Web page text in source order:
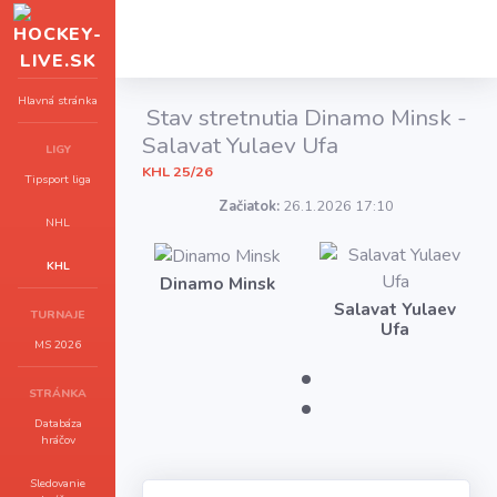
Hlavná stránka
LIGY
Tipsport liga
NHL
KHL
TURNAJE
MS 2026
STRÁNKA
Databáza
hráčov
Sledovanie
Stav stretnutia Dinamo Minsk -
Salavat Yulaev Ufa
KHL 25/26
Začiatok: 26.1.2026 17:10
Dinamo Minsk
:
Salavat Yulaev
Ufa